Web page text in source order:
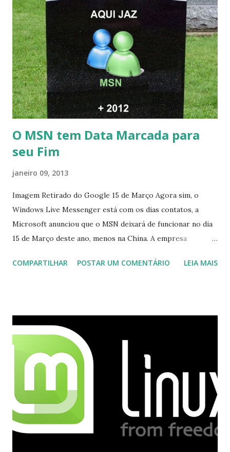
O MSN tem Data Marcada para
seu Fim
janeiro 09, 2013
Imagem Retirado do Google 15 de Março Agora sim, o
Windows Live Messenger está com os dias contatos, a
Microsoft anunciou que o MSN deixará de funcionar no dia
15 de Março deste ano, menos na China. A empresa
integrado com o serviço do MSN, segundo a empresa, os
o Windows Live (assim como muitos profissionais de TI) ,
mesmo na versão para Linux, claro, sempre existem outras
opções e o Pidgin, que se mostra como opção.
COMPARTILHAR POSTAR UM COMENTÁRIO LEIA MAIS